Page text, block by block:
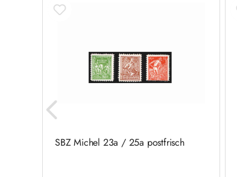
SBZ Michel 23a / 25a postfrisch